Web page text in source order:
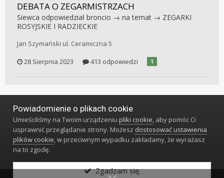
DEBATA O ZEGARMISTRZACH
Siewca odpowiedział broncio → na temat → ZEGARKI
ROSYJSKIE I RADZIECKIE
Jan Szymański ul. Ceramiczna 5
28 Sierpnia 2023
413 odpowiedzi 1
Język Styl Polityka prywatności
Klub Miłośników Zegarów i Zegarków
Powered by Invision Community
Powiadomienie o plikach cookie
Umieściliśmy na Twoim urządzeniupliki cookie, aby pomóc Ci
usprawnić przeglądanie strony. Możesz dostosować ustawienia
plików cookie, w przeciwnym wypadku zakładamy, że wyrażasz
na to zgodę.
Zgadzam się.